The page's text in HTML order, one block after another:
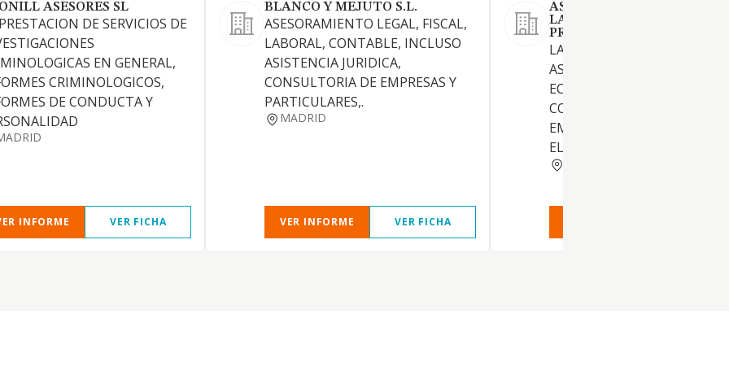
ASESORES SL
DE SERVICIOS DE
EN GENERAL,
CRIMINOLOGICOS,
DE CONDUCTA Y
INFORME VER FICHA
BLANCO Y MEJUTO S.L.
ASESORAMIENTO LEGAL, FISCAL,
LABORAL, CONTABLE, INCLUSO
ASISTENCIA JURIDICA,
CONSULTORIA DE EMPRESAS Y
PARTICULARES,.
MADRID
VER INFORME VER FICHA
ASESORIA FISCAL
LABORAL GRUPO 4 SL
PROFESIONAL
LA PRESTACION DE
ASESORAMIENTO EN
ECONOMICA, FINANCIERA,
CONTABLE, FISCAL Y
EMPRESAS Y PERSONAS
ELABORACION DE